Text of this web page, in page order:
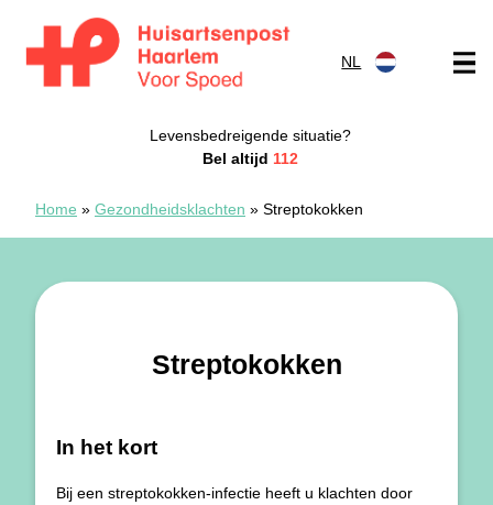
NL
Levensbedreigende situatie?
Bel altijd 112
Home » Gezondheidsklachten » Streptokokken
Streptokokken
In het kort
Bij een streptokokken-infectie heeft u klachten door